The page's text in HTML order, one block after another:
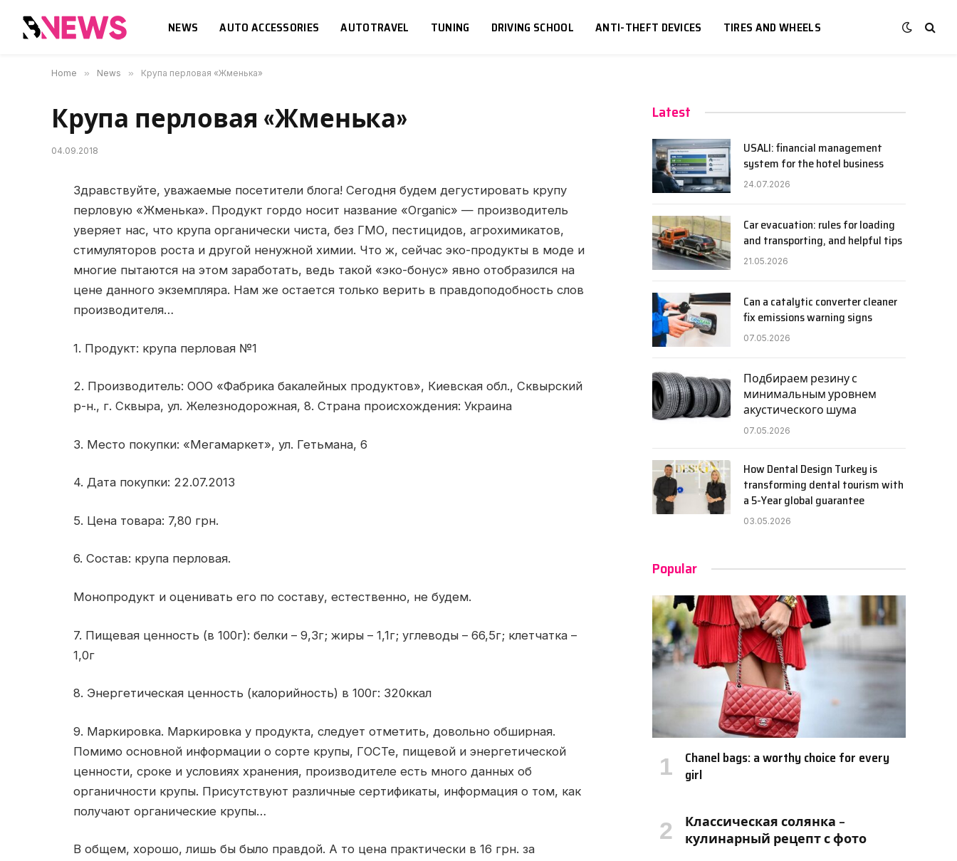
NEWS AUTO ACCESSORIES AUTOTRAVEL TUNING DRIVING SCHOOL ANTI-THEFT DEVICES TIRES AND WHEELS
Home » News » Крупа перловая «Жменька»
Крупа перловая «Жменька»
04.09.2018
Здравствуйте, уважаемые посетители блога! Сегодня будем дегустировать крупу
перловую «Жменька». Продукт гордо носит название «Organic» — производитель
уверяет нас, что крупа органически чиста, без ГМО, пестицидов, агрохимикатов,
стимуляторов роста и другой ненужной химии. Что ж, сейчас эко-продукты в моде и
многие пытаются на этом заработать, ведь такой «эко-бонус» явно отобразился на
цене данного экземпляра. Нам же остается только верить в правдоподобность слов
производителя…
1. Продукт: крупа перловая №1
2. Производитель: ООО «Фабрика бакалейных продуктов», Киевская обл., Сквырский
р-н., г. Сквыра, ул. Железнодорожная, 8. Страна происхождения: Украина
3. Место покупки: «Мегамаркет», ул. Гетьмана, 6
4. Дата покупки: 22.07.2013
5. Цена товара: 7,80 грн.
6. Состав: крупа перловая.
Монопродукт и оценивать его по составу, естественно, не будем.
7. Пищевая ценность (в 100г): белки – 9,3г; жиры – 1,1г; углеводы – 66,5г; клетчатка –
1,0г
8. Энергетическая ценность (калорийность) в 100г: 320ккал
9. Маркировка. Маркировка у продукта, следует отметить, довольно обширная.
Помимо основной информации о сорте крупы, ГОСТе, пищевой и энергетической
ценности, сроке и условиях хранения, производителе есть много данных об
органичности крупы. Присутствуют различные сертификаты, информация о том, как
получают органические крупы…
В общем, хорошо, лишь бы было правдой. А то цена практически в 16 грн. за
Latest
USALI: financial management
system for the hotel business
24.07.2026
Car evacuation: rules for loading
and transporting, and helpful tips
21.05.2026
Can a catalytic converter cleaner
fix emissions warning signs
07.05.2026
Подбираем резину с
минимальным уровнем
акустического шума
07.05.2026
How Dental Design Turkey is
transforming dental tourism with
a 5-Year global guarantee
03.05.2026
Popular
Chanel bags: a worthy choice for every
girl
Классическая солянка –
кулинарный рецепт с фото